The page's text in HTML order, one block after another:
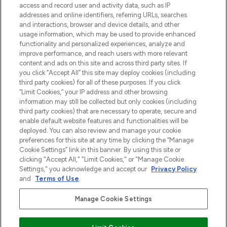
verzending vanaf €40.
Cookie-toestemming
Do Not Sell or Share My Personal
Information
HELP & INFORMATIE
BEDRIJFSINFORMATIE
OVER LOOKFANTASTIC
Betaal veilig met
access and record user and activity data, such as IP
addresses and online identifiers, referring URLs, searches
and interactions, browser and device details, and other
usage information, which may be used to provide enhanced
functionality and personalized experiences, analyze and
improve performance, and reach users with more relevant
content and ads on this site and across third party sites. If
you click “Accept All” this site may deploy cookies (including
third party cookies) for all of these purposes. If you click
“Limit Cookies,” your IP address and other browsing
information may still be collected but only cookies (including
third party cookies) that are necessary to operate, secure and
enable default website features and functionalities will be
deployed. You can also review and manage your cookie
preferences for this site at any time by clicking the “Manage
Cookie Settings” link in this banner. By using this site or
clicking "Accept All," "Limit Cookies," or "Manage Cookie
Settings," you acknowledge and accept our Privacy Policy
and
Terms of Use.
Manage Cookie Settings